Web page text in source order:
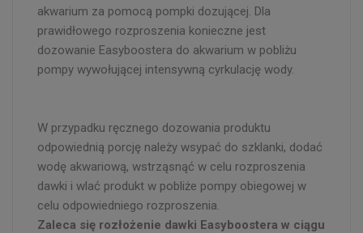
akwarium za pomocą pompki dozującej. Dla
prawidłowego rozproszenia konieczne jest
dozowanie Easyboostera do akwarium w pobliżu
pompy wywołującej intensywną cyrkulację wody.
W przypadku ręcznego dozowania produktu
odpowiednią porcję należy wsypać do szklanki, dodać
wodę akwariową, wstrząsnąć w celu rozproszenia
dawki i wlać produkt w pobliże pompy obiegowej w
celu odpowiedniego rozproszenia.
Zaleca się rozłożenie dawki Easyboostera w ciągu